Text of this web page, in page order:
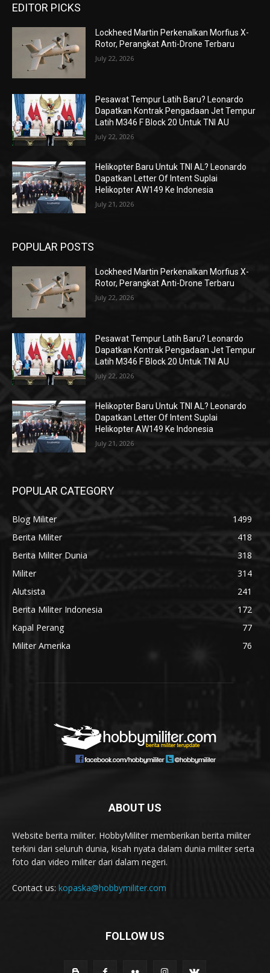
EDITOR PICKS
Lockheed Martin Perkenalkan Morfius X-
Rotor, Perangkat Anti-Drone Terbaru
July 22, 2026
Pesawat Tempur Latih Baru? Leonardo
Dapatkan Kontrak Pengadaan Jet Tempur
Latih M346 F Block 20 Untuk TNI AU
July 22, 2026
Helikopter Baru Untuk TNI AL? Leonardo
Dapatkan Letter Of Intent Suplai
Helikopter AW149 Ke Indonesia
July 21, 2026
POPULAR POSTS
Lockheed Martin Perkenalkan Morfius X-
Rotor, Perangkat Anti-Drone Terbaru
July 22, 2026
Pesawat Tempur Latih Baru? Leonardo
Dapatkan Kontrak Pengadaan Jet Tempur
Latih M346 F Block 20 Untuk TNI AU
July 22, 2026
Helikopter Baru Untuk TNI AL? Leonardo
Dapatkan Letter Of Intent Suplai
Helikopter AW149 Ke Indonesia
July 21, 2026
POPULAR CATEGORY
Blog Militer
1499
Berita Militer
418
Berita Militer Dunia
318
Militer
314
Alutsista
241
Berita Militer Indonesia
172
Kapal Perang
77
Militer Amerika
76
ABOUT US
Website berita militer. HobbyMiliter memberikan berita militer
terkini dari seluruh dunia, kisah nyata dalam dunia militer serta
foto dan video militer dari dalam negeri.
Contact us: kopaska@hobbymiliter.com
FOLLOW US